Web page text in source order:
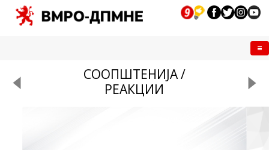
СООПШТЕНИЈА /
РЕАКЦИИ